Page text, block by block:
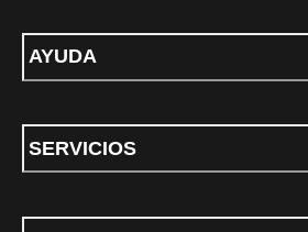
AYUDA
SERVICIOS